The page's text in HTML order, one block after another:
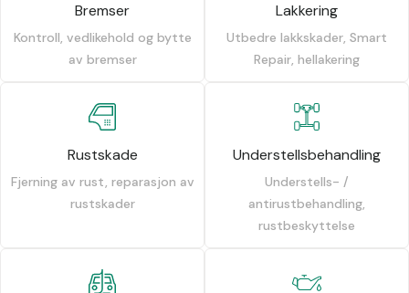
Bremser
Kontroll, vedlikehold og bytte
av bremser
Lakkering
Utbedre lakkskader, Smart
Repair, hellakering
Rustskade
Fjerning av rust, reparasjon av
rustskader
Understellsbehandling
Understells- /
antirustbehandling,
rustbeskyttelse